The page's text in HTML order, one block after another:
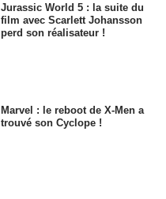
Jurassic World 5 : la suite du
film avec Scarlett Johansson
perd son réalisateur !
Marvel : le reboot de X-Men a
trouvé son Cyclope !